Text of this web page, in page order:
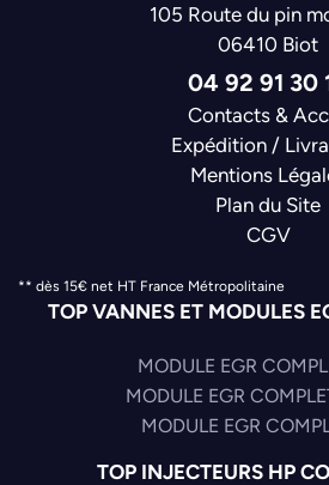
105 Route du pin
06410 Biot
04 92 91 30
Contacts &
Expédition /
Mentions
Plan du Site
CGV
** dès 15€ net HT France Métropolitaine
TOP VANNES ET MODULES
MODULE EGR
MODULE EGR
MODULE EGR
TOP INJECTEURS HP